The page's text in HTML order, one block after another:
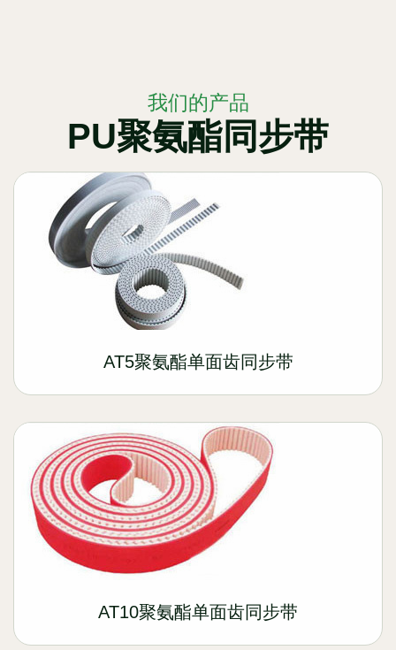
我们的产品
PU聚氨酯同步带
AT5聚氨酯单面齿同步带
AT10聚氨酯单面齿同步带